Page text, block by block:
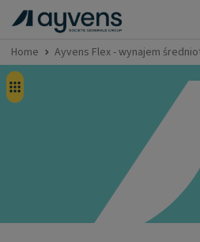
Home Ayvens Flex - wynajem